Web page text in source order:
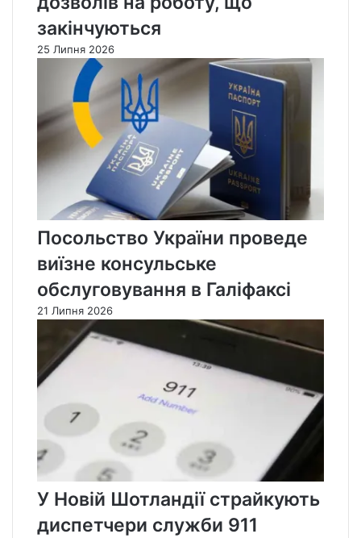
закінчуються
25 Липня 2026
Посольство України проведе
виїзне консульське
обслуговування в Галіфаксі
21 Липня 2026
У Новій Шотландії страйкують
диспетчери служби 911